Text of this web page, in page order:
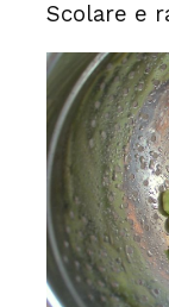
Scolare e